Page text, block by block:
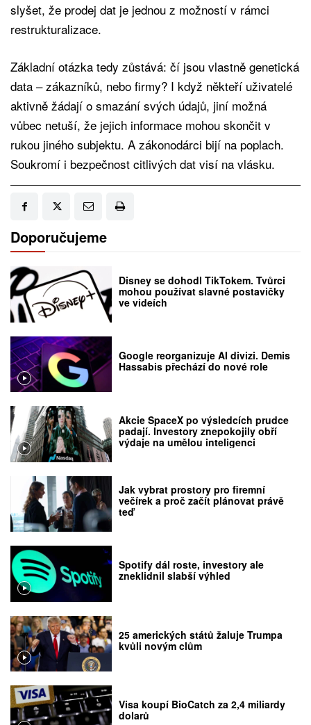
slyšet, že prodej dat je jednou z možností v rámci
restrukturalizace.
Základní otázka tedy zůstává: čí jsou vlastně genetická
data – zákazníků, nebo firmy? I když někteří uživatelé
aktivně žádají o smazání svých údajů, jiní možná
vůbec netuší, že jejich informace mohou skončit v
rukou jiného subjektu. A zákonodárci bijí na poplach.
Soukromí i bezpečnost citlivých dat visí na vlásku.
Doporučujeme
Disney se dohodl TikTokem. Tvůrci
mohou používat slavné postavičky
ve videích
Google reorganizuje AI divizi. Demis
Hassabis přechází do nové role
Akcie SpaceX po výsledcích prudce
padají. Investory znepokojily obří
výdaje na umělou inteligenci
Jak vybrat prostory pro firemní
večírek a proč začít plánovat právě
teď
Spotify dál roste, investory ale
zneklidnil slabší výhled
25 amerických států žaluje Trumpa
kvůli novým clům
Visa koupí BioCatch za 2,4 miliardy
dolarů